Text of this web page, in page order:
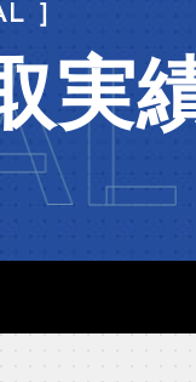
］
実